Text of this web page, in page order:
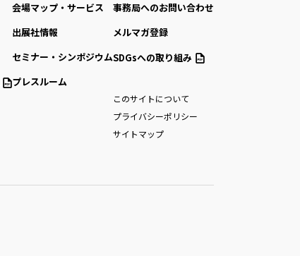
会場マップ・サービス
出展社情報
セミナー・シンポジウム
プレスルーム
事務局へのお問い合わせ
メルマガ登録
SDGsへの取り組み
このサイトについて
プライバシーポリシー
サイトマップ